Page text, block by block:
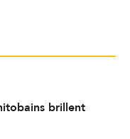
brillent